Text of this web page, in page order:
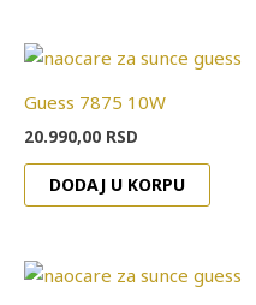
Guess 7875 10W
20.990,00 RSD
DODAJ U KORPU